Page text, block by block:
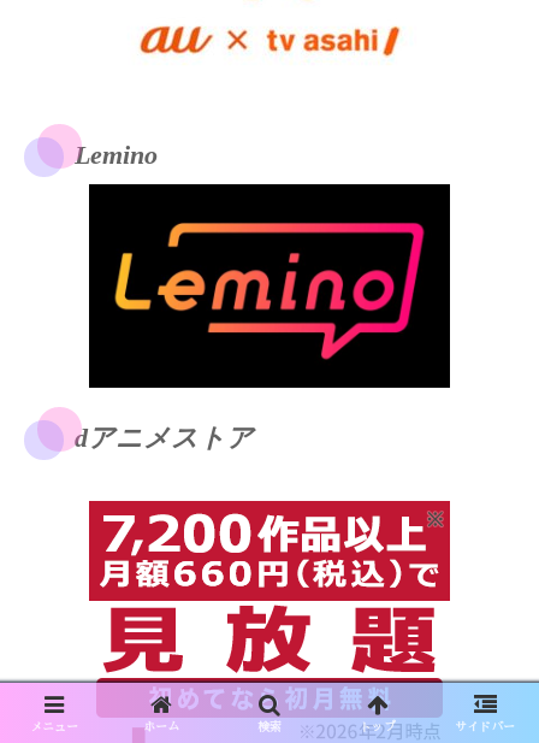
Lemino
dアニメストア
メニュー ホーム 検索 トップ サイドバー